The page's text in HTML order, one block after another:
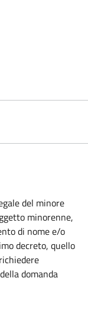
del minore
minorenne,
di nome e/o
decreto, quello
domanda